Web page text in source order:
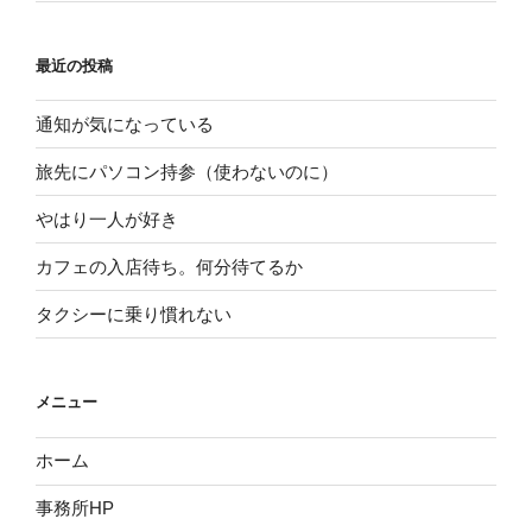
最近の投稿
通知が気になっている
旅先にパソコン持参（使わないのに）
やはり一人が好き
カフェの入店待ち。何分待てるか
タクシーに乗り慣れない
メニュー
ホーム
事務所HP